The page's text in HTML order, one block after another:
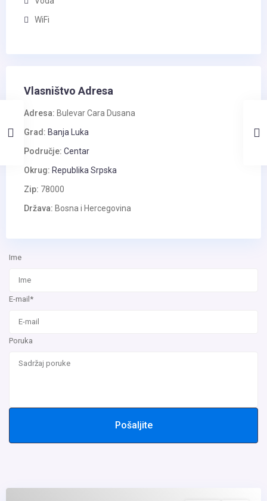
WiFi
Vlasništvo Adresa
Adresa: Bulevar Cara Dusana
Grad: Banja Luka
Područje: Centar
Okrug: Republika Srpska
Zip: 78000
Država: Bosna i Hercegovina
Ime
E-mail*
Poruka
Pošaljite